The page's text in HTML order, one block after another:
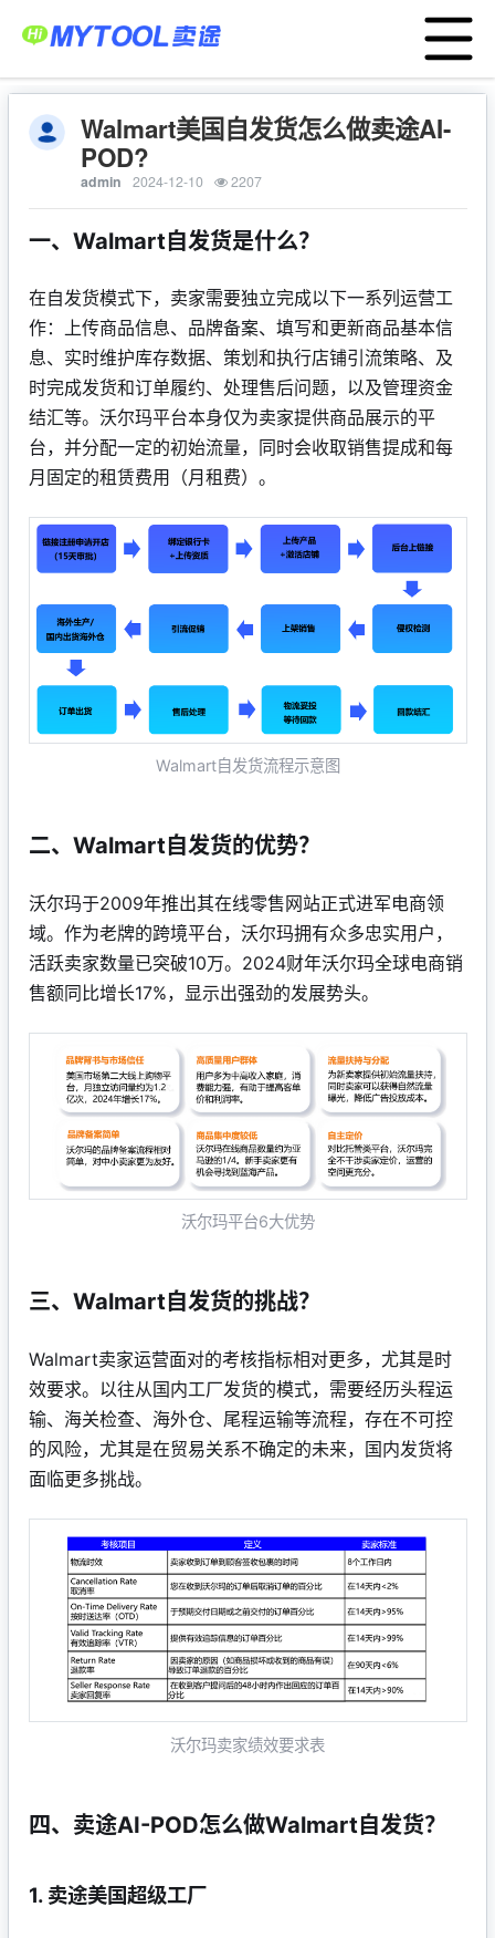
Menu
首页 POD货盘
大数据选品
应用中心
服务支持
卖家服务平台
工厂服务平台
战略合作
运营模式
亚马逊ERP
TEMU半托管
关于我们
English
登录
免费注册
Walmart美国自发货怎么做卖途AI-
POD?
admin 2024-12-10 2207
一、Walmart自发货是什么？
在自发货模式下，卖家需要独立完成以下一系列运营工
作：上传商品信息、品牌备案、填写和更新商品基本信
息、实时维护库存数据、策划和执行店铺引流策略、及
时完成发货和订单履约、处理售后问题，以及管理资金
结汇等。沃尔玛平台本身仅为卖家提供商品展示的平
台，并分配一定的初始流量，同时会收取销售提成和每
月固定的租赁费用（月租费）。
Walmart自发货流程示意图
二、Walmart自发货的优势？
沃尔玛于2009年推出其在线零售网站正式进军电商领
域。作为老牌的跨境平台，沃尔玛拥有众多忠实用户，
活跃卖家数量已突破10万。2024财年沃尔玛全球电商销
售额同比增长17%，显示出强劲的发展势头。
沃尔玛平台6大优势
三、Walmart自发货的挑战？
Walmart卖家运营面对的考核指标相对更多，尤其是时
效要求。以往从国内工厂发货的模式，需要经历头程运
输、海关检查、海外仓、尾程运输等流程，存在不可控
的风险，尤其是在贸易关系不确定的未来，国内发货将
面临更多挑战。
沃尔玛卖家绩效要求表
四、卖途AI-POD怎么做Walmart自发货？
1. 卖途美国超级工厂